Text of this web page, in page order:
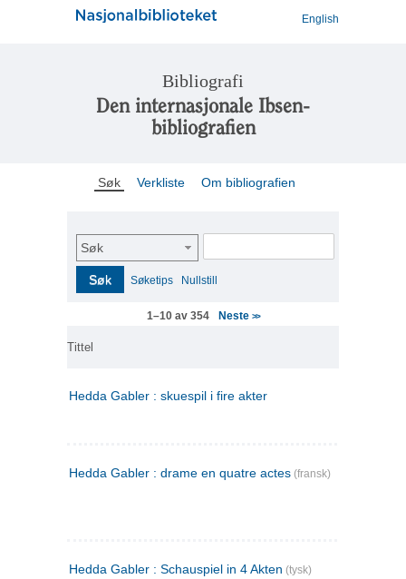
English
Bibliografi
Den internasjonale Ibsen-
bibliografien
Søk Verkliste Om bibliografien
Søk
Søk Søketips Nullstill
1–10 av 354 Neste >>
Tittel
Hedda Gabler : skuespil i fire akter
Hedda Gabler : drame en quatre actes (fransk)
Hedda Gabler : Schauspiel in 4 Akten (tysk)